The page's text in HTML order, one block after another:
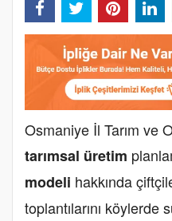
Osmaniye İl Tarım ve
tarımsal üretim
modeli hakkında
toplantılarını köylerde